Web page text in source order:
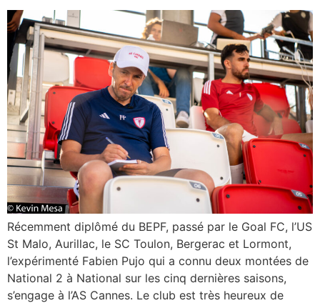
Récemment diplômé du BEPF, passé par le Goal FC, l’US
St Malo, Aurillac, le SC Toulon, Bergerac et Lormont,
l’expérimenté Fabien Pujo qui a connu deux montées de
National 2 à National sur les cinq dernières saisons,
s’engage à l’AS Cannes. Le club est très heureux de